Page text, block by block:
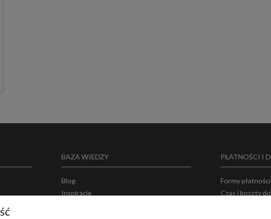
BAZA WIEDZY
Blog
Inspiracje
PŁATNOŚCI I
Formy płatności
Czas i koszty